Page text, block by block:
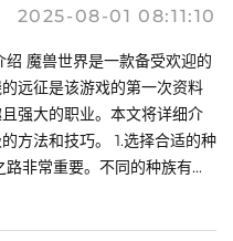
2025-08-01 08:11:10
魔兽世界是一款备受欢迎的
远征是该游戏的第一次资料
强大的职业。本文将详细介
方法和技巧。 1.选择合适的种
非常重要。不同的种族有...